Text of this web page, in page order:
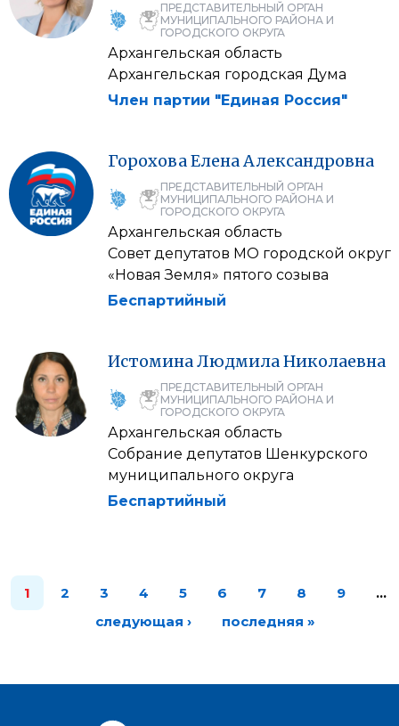
ПРЕДСТАВИТЕЛЬНЫЙ ОРГАН
МУНИЦИПАЛЬНОГО РАЙОНА И
ГОРОДСКОГО ОКРУГА
Архангельская область
Архангельская городская Дума
Член партии "Единая Россия"
ГороховаЕленаАлександровна
ПРЕДСТАВИТЕЛЬНЫЙ ОРГАН
МУНИЦИПАЛЬНОГО РАЙОНА И
ГОРОДСКОГО ОКРУГА
Архангельская область
Совет депутатов МО городской округ
«Новая Земля» пятого созыва
Беспартийный
ИстоминаЛюдмилаНиколаевна
ПРЕДСТАВИТЕЛЬНЫЙ ОРГАН
МУНИЦИПАЛЬНОГО РАЙОНА И
ГОРОДСКОГО ОКРУГА
Архангельская область
Собрание депутатов Шенкурского
муниципального округа
Беспартийный
1 2 3 4 5 6 7 8 9
…
следующая ›
последняя »